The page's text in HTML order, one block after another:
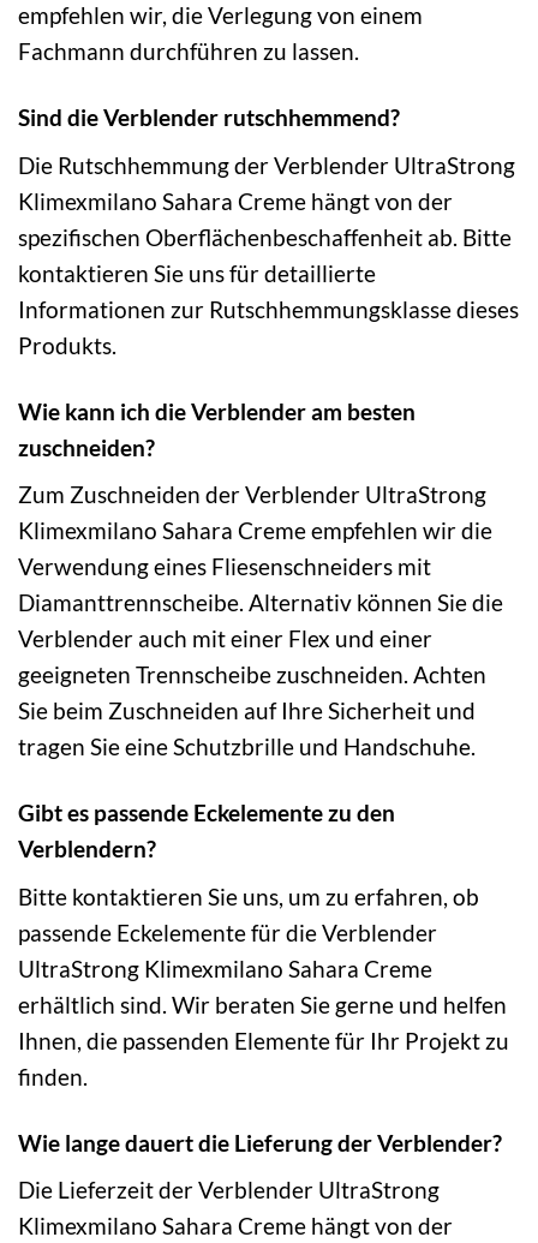
empfehlen wir, die Verlegung von einem
Fachmann durchführen zu lassen.
Sind die Verblender rutschhemmend?
Die Rutschhemmung der Verblender UltraStrong
Klimexmilano Sahara Creme hängt von der
spezifischen Oberflächenbeschaffenheit ab. Bitte
kontaktieren Sie uns für detaillierte
Informationen zur Rutschhemmungsklasse dieses
Produkts.
Wie kann ich die Verblender am besten
zuschneiden?
Zum Zuschneiden der Verblender UltraStrong
Klimexmilano Sahara Creme empfehlen wir die
Verwendung eines Fliesenschneiders mit
Diamanttrennscheibe. Alternativ können Sie die
Verblender auch mit einer Flex und einer
geeigneten Trennscheibe zuschneiden. Achten
Sie beim Zuschneiden auf Ihre Sicherheit und
tragen Sie eine Schutzbrille und Handschuhe.
Gibt es passende Eckelemente zu den
Verblendern?
Bitte kontaktieren Sie uns, um zu erfahren, ob
passende Eckelemente für die Verblender
UltraStrong Klimexmilano Sahara Creme
erhältlich sind. Wir beraten Sie gerne und helfen
Ihnen, die passenden Elemente für Ihr Projekt zu
finden.
Wie lange dauert die Lieferung der Verblender?
Die Lieferzeit der Verblender UltraStrong
Klimexmilano Sahara Creme hängt von der